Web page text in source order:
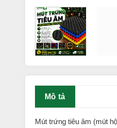
Mô tả
Mút trứng tiêu âm (mút